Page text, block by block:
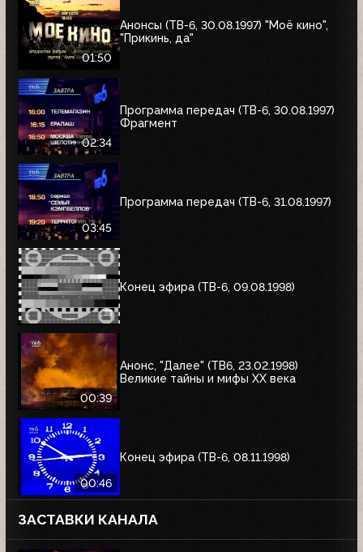
01:50
Анонсы (ТВ-6, 30.08.1997) "Моё кино",
"Прикинь, да"
02:34
Программа передач (ТВ-6, 30.08.1997)
Фрагмент
03:45
Программа передач (ТВ-6, 31.08.1997)
Конец эфира (ТВ-6, 09.08.1998)
00:39
Анонс, "Далее" (ТВ6, 23.02.1998)
Великие тайны и мифы XX века
00:46
Конец эфира (ТВ-6, 08.11.1998)
ЗАСТАВКИ КАНАЛА